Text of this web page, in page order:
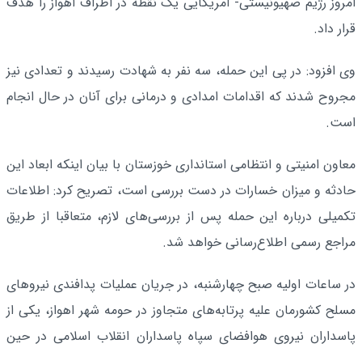
قرار داد.
وی افزود: در پی این حمله، سه نفر به شهادت رسیدند و تعدادی نیز
مجروح شدند که اقدامات امدادی و درمانی برای آنان در حال انجام
است.
معاون امنیتی و انتظامی استانداری خوزستان با بیان اینکه ابعاد این
حادثه و میزان خسارات در دست بررسی است، تصریح کرد: اطلاعات
تکمیلی درباره این حمله پس از بررسی‌های لازم، متعاقبا از طریق
مراجع رسمی اطلاع‌رسانی خواهد شد.
در ساعات اولیه صبح چهارشنبه، در جریان عملیات پدافندی نیروهای
مسلح کشورمان علیه پرتابه‌های متجاوز در حومه شهر اهواز، یکی از
پاسداران نیروی هوافضای سپاه پاسداران انقلاب اسلامی در حین